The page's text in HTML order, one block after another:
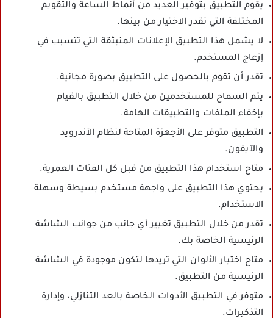
يقوم التطبيق بتوفير العديد من أنماط الساعة والتقويم
المختلفة التي تقدر الاختيار من بينها.
لا يشمل هذا التطبيق الإعلانات المنبثقة التي تتسبب في
إزعاج المستخدم.
تقدر أن تقوم بالحصول على التطبيق بصورة مجانية.
يتم السماح للمستخدمين من خلال التطبيق بالقيام
بإخفاء الملفات والتطبيقات الهامة.
التطبيق متوفر على الأجهزة المتاحة لنظام الأندرويد
والآيفون.
متاح استخدام هذا التطبيق من قبل كل الفئات العمرية.
يحتوي هذا التطبيق على واجهة مستخدم بسيطة وسهلة
الاستخدام.
تقدر من خلال التطبيق تغيير أي جانب من جوانب الشاشة
الرئيسية الخاصة بك.
متاح اختيار الألوان التي تريدها لتكون موجودة في الشاشة
الرئيسية من التطبيق.
متوفر في التطبيق الأدوات الخاصة بالعد التنازلي، وإدارة
التذكيرات.